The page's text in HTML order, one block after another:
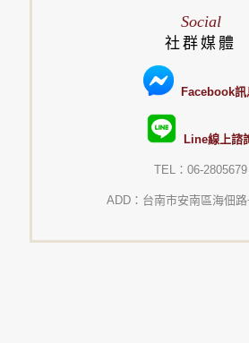
Social
社群媒體
Facebook訊
Line線上諮
TEL：06-2805679
ADD：台南市安南區海佃